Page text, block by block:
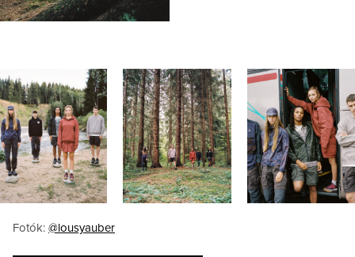
Fotók: @lousyauber